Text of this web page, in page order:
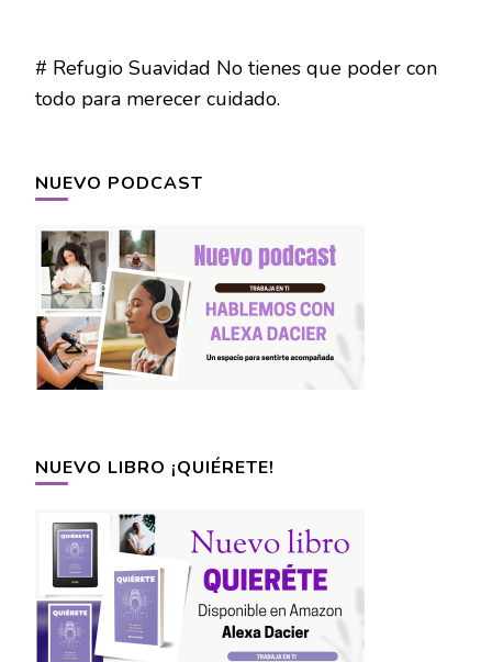
# Refugio Suavidad No tienes que poder con
todo para merecer cuidado.
NUEVO PODCAST
NUEVO LIBRO ¡QUIÉRETE!